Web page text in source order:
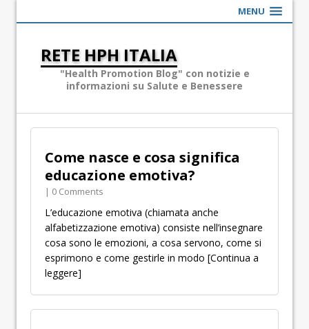
MENU
RETE HPH ITALIA
"Health Promotion Blog" con notizie e
informazioni su Salute e Benessere
Come nasce e cosa significa
educazione emotiva?
| 0 Comments
L’educazione emotiva (chiamata anche
alfabetizzazione emotiva) consiste nell’insegnare
cosa sono le emozioni, a cosa servono, come si
esprimono e come gestirle in modo [Continua a
leggere]